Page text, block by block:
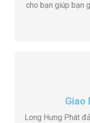
cho bạn giúp bạn
Giao
Long Hưng Phát